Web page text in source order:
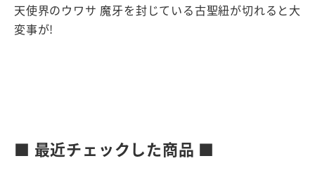
天使界のウワサ 魔牙を封じている古聖紐が切れると大
変事が!
■ 最近チェックした商品 ■